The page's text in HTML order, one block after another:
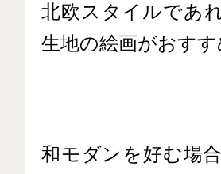
北欧スタイルであ
生地の絵画がおすす
和モダンを好む場